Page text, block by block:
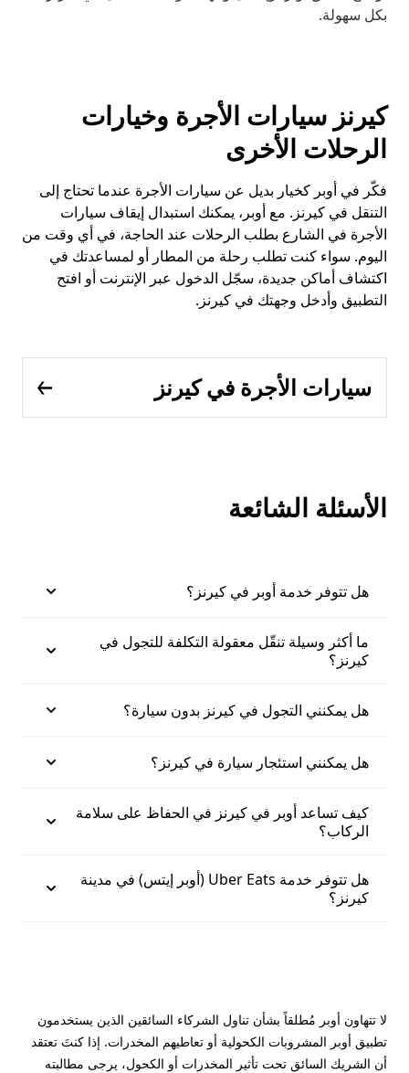
بكل سهولة.
كيرنز سيارات الأجرة وخيارات
الرحلات الأخرى
فكّر في أوبر كخيار بديل عن سيارات الأجرة عندما تحتاج إلى
التنقل في كيرنز. مع أوبر، يمكنك استبدال إيقاف سيارات
الأجرة في الشارع بطلب الرحلات عند الحاجة، في أي وقت من
اليوم. سواء كنت تطلب رحلة من المطار أو لمساعدتك في
اكتشاف أماكن جديدة، سجّل الدخول عبر الإنترنت أو افتح
التطبيق وأدخل وجهتك في كيرنز.
سيارات الأجرة في كيرنز
الأسئلة الشائعة
هل تتوفر خدمة أوبر في كيرنز؟
ما أكثر وسيلة تنقّل معقولة التكلفة للتجول في
كيرنز؟
هل يمكنني التجول في كيرنز بدون سيارة؟
هل يمكنني استئجار سيارة في كيرنز؟
كيف تساعد أوبر في كيرنز في الحفاظ على سلامة
الركاب؟
هل تتوفر خدمة Uber Eats (أوبر إيتس) في مدينة
كيرنز؟
لا تتهاون أوبر مُطلقاً بشأن تناول الشركاء السائقين الذين يستخدمون
تطبيق أوبر المشروبات الكحولية أو تعاطيهم المخدرات. إذا كنتَ تعتقد
أن الشريك السائق تحت تأثير المخدرات أو الكحول، يرجى مطالبته